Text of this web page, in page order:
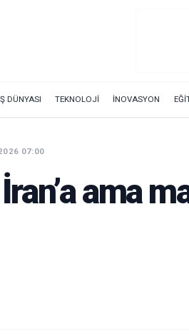
DÜNYASI TEKNOLOJİ İNOVASYON
07:00
ama